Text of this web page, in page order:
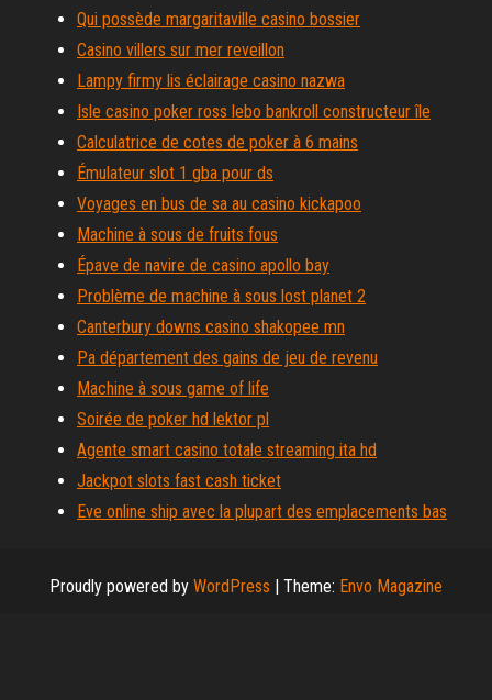
Qui possède margaritaville casino bossier
Casino villers sur mer reveillon
Lampy firmy lis éclairage casino nazwa
Isle casino poker ross lebo bankroll constructeur île
Calculatrice de cotes de poker à 6 mains
Émulateur slot 1 gba pour ds
Voyages en bus de sa au casino kickapoo
Machine à sous de fruits fous
Épave de navire de casino apollo bay
Problème de machine à sous lost planet 2
Canterbury downs casino shakopee mn
Pa département des gains de jeu de revenu
Machine à sous game of life
Soirée de poker hd lektor pl
Agente smart casino totale streaming ita hd
Jackpot slots fast cash ticket
Eve online ship avec la plupart des emplacements bas
Proudly powered by WordPress | Theme: Envo Magazine